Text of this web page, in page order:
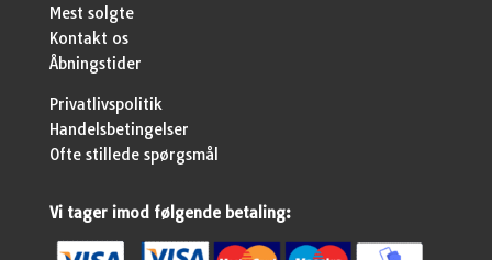
Mest solgte
Kontakt os
Åbningstider
Privatlivspolitik
Handelsbetingelser
Ofte stillede spørgsmål
Vi tager imod følgende betaling: